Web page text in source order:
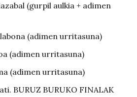
(gurpil aulkia + adimen
(adimen urritasuna)
(adimen urritasuna)
(adimen urritasuna)
BURUZ BURUKO FINALAK